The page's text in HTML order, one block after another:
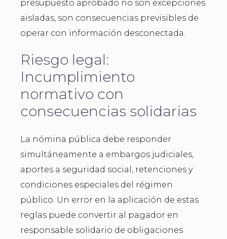
presupuesto aprobado no son excepciones
aisladas, son consecuencias previsibles de
operar con información desconectada.
Riesgo legal:
Incumplimiento
normativo con
consecuencias solidarias
La nómina pública debe responder
simultáneamente a embargos judiciales,
aportes a seguridad social, retenciones y
condiciones especiales del régimen
público. Un error en la aplicación de estas
reglas puede convertir al pagador en
responsable solidario de obligaciones